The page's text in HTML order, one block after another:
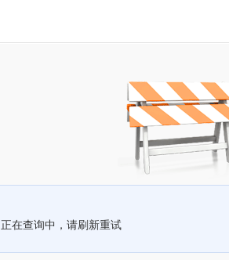
正在查询中，请刷新重试